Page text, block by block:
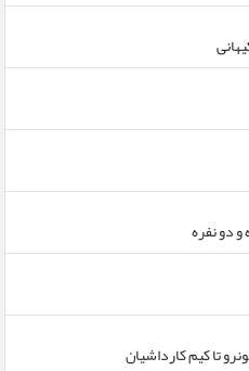
دو نفره
تا کیم کارداشیان